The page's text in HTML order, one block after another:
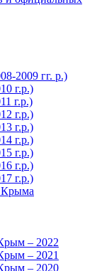
2009 гг. р.)
г.р.)
г.р.)
г.р.)
г.р.)
г.р.)
г.р.)
г.р.)
г.р.)
– 2022
– 2021
– 2020